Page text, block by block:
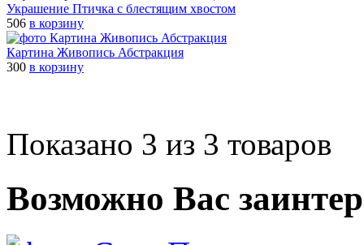
Украшение Птичка с блестящим хвостом
506 в корзину
Картина Живопись Абстракция
300 в корзину
Показано 3 из 3 товаров
Возможно Вас